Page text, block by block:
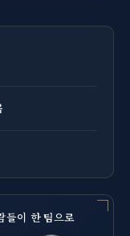
들이 한 팀으로